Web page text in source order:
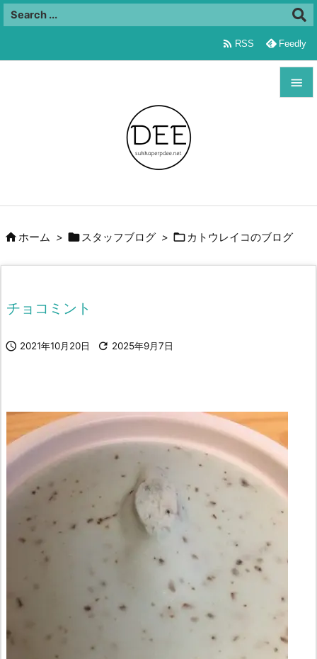

前へ


 RSS Feedly
ホーム > スタッフブログ >  カトウレイコのブログ
チョコミント
 2021年10月20日  2025年9月7日